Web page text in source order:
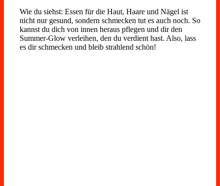
Wie du siehst: Essen für die Haut, Haare und Nägel ist
nicht nur gesund, sondern schmecken tut es auch noch. So
kannst du dich von innen heraus pflegen und dir den
Summer-Glow verleihen, den du verdient hast. Also, lass
es dir schmecken und bleib strahlend schön!